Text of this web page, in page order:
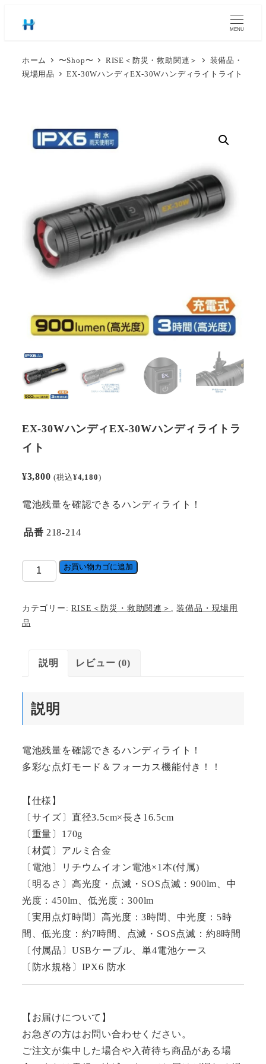
MENU
ホーム 〜Shop〜 RISE＜防災・救助関連＞
装備品・
現場用品
EX-30WハンディEX-30Wハンディライトライト
EX-30WハンディEX-30Wハンディライトラ
イト
¥3,800 (税込¥4,180)
電池残量を確認できるハンディライト！
品番 218-214
EX-
30W
ン
EX-
ン
ィ
ラ
ト
ラ
イ
ト
個
お買い物カゴに追加
カテゴリー:RISE＜防災・救助関連＞ ,装備品・現場用
品
説明 レビュー (0)
説明
電池残量を確認できるハンディライト！
多彩な点灯モード＆フォーカス機能付き！！
【仕様】
〔サイズ〕直径3.5cm×長さ16.5cm
〔重量〕170g
〔材質〕アルミ合金
〔電池〕リチウムイオン電池×1本(付属)
〔明るさ〕高光度・点滅・SOS点滅：900lm、中
光度：450lm、低光度：300lm
〔実用点灯時間〕高光度：3時間、中光度：5時
間、低光度：約7時間、点滅・SOS点滅：約8時間
〔付属品〕USBケーブル、単4電池ケース
〔防水規格〕IPX6 防水
【お届けについて】
お急ぎの方はお問い合わせください。
ご注文が集中した場合や入荷待ち商品がある場